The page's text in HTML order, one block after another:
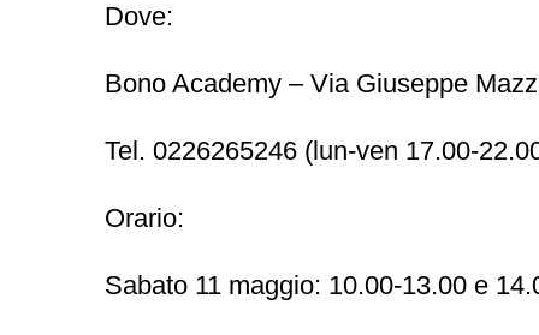
Dove:
Bono Academy – Via Giuseppe
Tel. 0226265246 (lun-ven 17.00-
Orario:
Sabato 11 maggio: 10.00-13.00 e